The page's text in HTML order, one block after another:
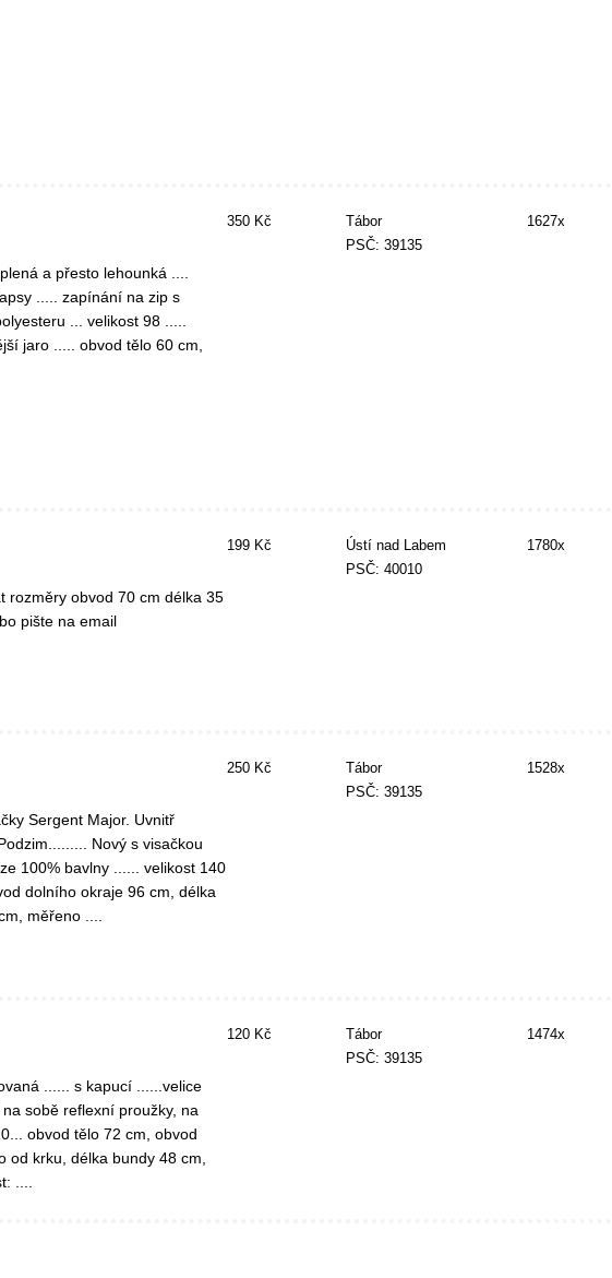
a přesto lehounká ....
..... zapínání na zip s
... velikost 98 .....
jaro ..... obvod tělo 60 cm,
350 Kč
Tábor
PSČ: 39135
1627x
rozměry obvod 70 cm délka 35
pište na email
199 Kč
Ústí nad Labem
PSČ: 40010
1780x
Sergent Major. Uvnitř
Nový s visačkou
100% bavlny ...... velikost 140
dolního okraje 96 cm, délka
měřeno ....
250 Kč
Tábor
PSČ: 39135
1528x
...... s kapucí ......velice
sobě reflexní proužky, na
obvod tělo 72 cm, obvod
krku, délka bundy 48 cm,
....
120 Kč
Tábor
PSČ: 39135
1474x